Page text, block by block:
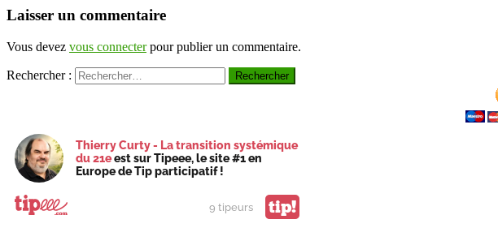
Laisser un commentaire
Vous devez vous connecterpour publier un commentaire.
Rechercher :
Thierry Curty - La transition systémique
du 21eest sur Tipeee, le site #1 en
Europe de Tip participatif !
9 tipeurs tip!